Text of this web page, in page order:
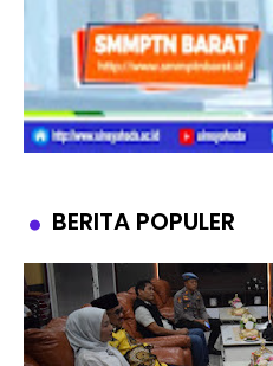
BERITA POPULER